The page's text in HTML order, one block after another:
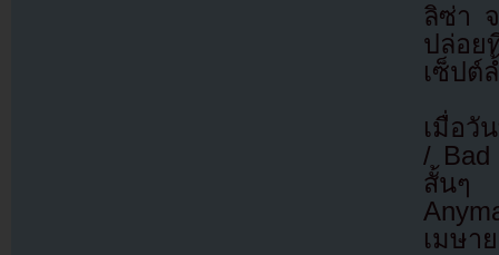
ลิซ่า
ปล่อย
เซ็ปต์
เมื่อวั
/ Bad
สั้นๆ
เมษา